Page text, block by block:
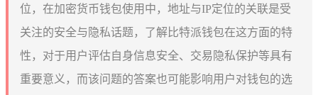
位，在加密货币钱包使用中，地址与IP定位的关联是受
关注的安全与隐私话题，了解比特派钱包在这方面的特
性，对于用户评估自身信息安全、交易隐私保护等具有
重要意义，而该问题的答案也可能影响用户对钱包的选